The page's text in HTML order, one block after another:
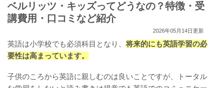
ベルリッツ・キッズってどうなの？特徴・受
講費用・口コミなど紹介
2026年05月14日更新
英語は小学校でも必須科目となり、 将来的にも英語学習の必
要性は高まっています。
子供のころから英語に親しむのは良いことですが、トータル